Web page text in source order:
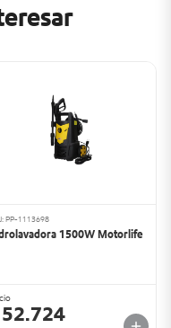
PP-1113698
1500W Motorlife